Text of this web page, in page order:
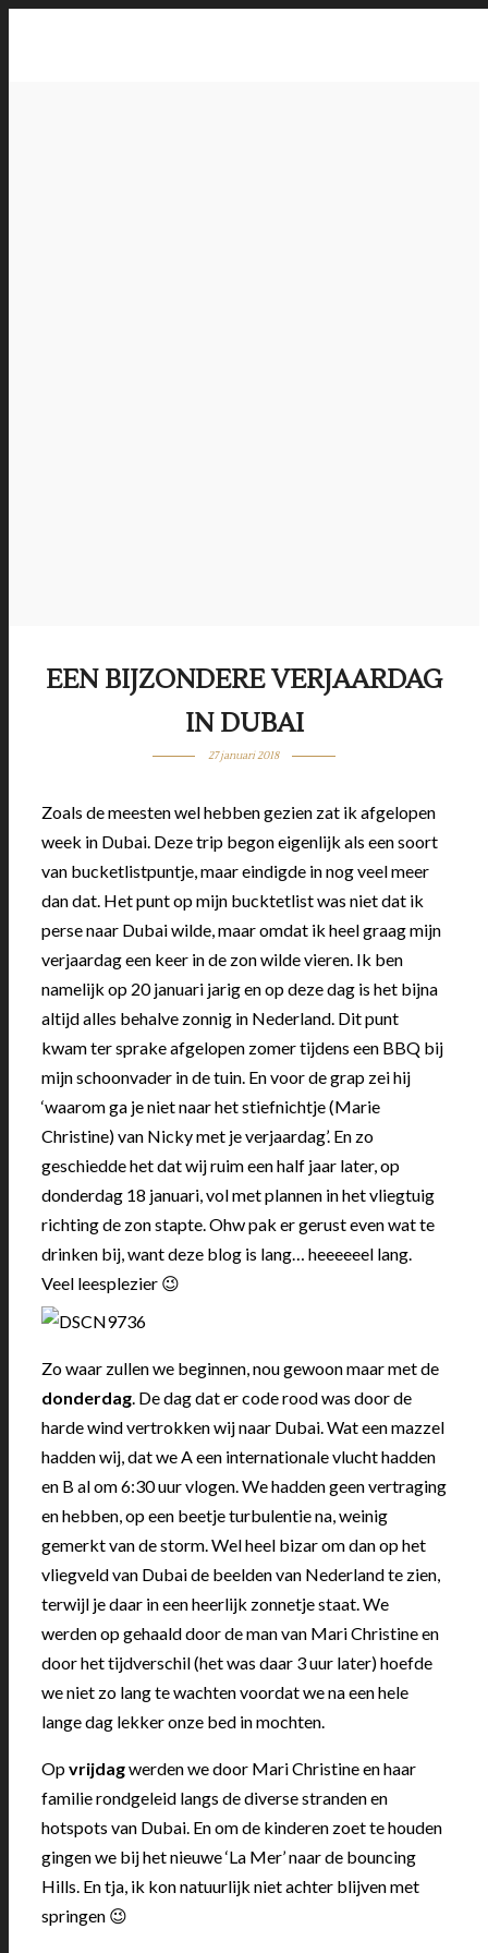
EEN BIJZONDERE VERJAARDAG
IN DUBAI
27 januari 2018
Zoals de meesten wel hebben gezien zat ik afgelopen
week in Dubai. Deze trip begon eigenlijk als een soort
van bucketlistpuntje, maar eindigde in nog veel meer
dan dat. Het punt op mijn bucktetlist was niet dat ik
perse naar Dubai wilde, maar omdat ik heel graag mijn
verjaardag een keer in de zon wilde vieren. Ik ben
namelijk op 20 januari jarig en op deze dag is het bijna
altijd alles behalve zonnig in Nederland. Dit punt
kwam ter sprake afgelopen zomer tijdens een BBQ bij
mijn schoonvader in de tuin. En voor de grap zei hij
‘waarom ga je niet naar het stiefnichtje (Marie
Christine) van Nicky met je verjaardag’. En zo
geschiedde het dat wij ruim een half jaar later, op
donderdag 18 januari, vol met plannen in het vliegtuig
richting de zon stapte. Ohw pak er gerust even wat te
drinken bij, want deze blog is lang… heeeeeel lang.
Veel leesplezier 😉
Zo waar zullen we beginnen, nou gewoon maar met de
donderdag. De dag dat er code rood was door de
harde wind vertrokken wij naar Dubai. Wat een mazzel
hadden wij, dat we A een internationale vlucht hadden
en B al om 6:30 uur vlogen. We hadden geen vertraging
en hebben, op een beetje turbulentie na, weinig
gemerkt van de storm. Wel heel bizar om dan op het
vliegveld van Dubai de beelden van Nederland te zien,
terwijl je daar in een heerlijk zonnetje staat. We
werden op gehaald door de man van Mari Christine en
door het tijdverschil (het was daar 3 uur later) hoefde
we niet zo lang te wachten voordat we na een hele
lange dag lekker onze bed in mochten.
Opvrijdagwerden we door Mari Christine en haar
familie rondgeleid langs de diverse stranden en
hotspots van Dubai. En om de kinderen zoet te houden
gingen we bij het nieuwe ‘La Mer’ naar de bouncing
Hills. En tja, ik kon natuurlijk niet achter blijven met
springen 😉